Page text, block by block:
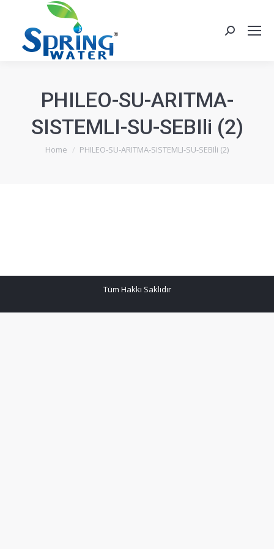
Search:
PHILEO-SU-ARITMA-
SISTEMLI-SU-SEBIli (2)
You are here:
Home PHILEO-SU-ARITMA-SISTEMLI-SU-SEBIli (2)
Tüm Hakkı Saklıdır